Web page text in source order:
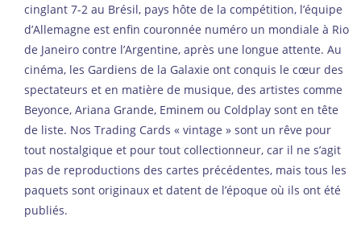
cinglant 7-2 au Brésil, pays hôte de la compétition, l’équipe
d’Allemagne est enfin couronnée numéro un mondiale à Rio
de Janeiro contre l’Argentine, après une longue attente. Au
cinéma, les Gardiens de la Galaxie ont conquis le cœur des
spectateurs et en matière de musique, des artistes comme
Beyonce, Ariana Grande, Eminem ou Coldplay sont en tête
de liste. Nos Trading Cards « vintage » sont un rêve pour
tout nostalgique et pour tout collectionneur, car il ne s’agit
pas de reproductions des cartes précédentes, mais tous les
paquets sont originaux et datent de l’époque où ils ont été
publiés.